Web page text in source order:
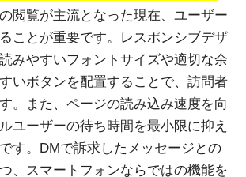
閲覧が主流となった現在、ユーザー
ことが重要です。レスポンシブデザ
みやすいフォントサイズや適切な余
いボタンを配置することで、訪問者
。また、ページの読み込み速度を向
ユーザーの待ち時間を最小限に抑え
す。DMで訴求したメッセージとの
、スマートフォンならではの機能を